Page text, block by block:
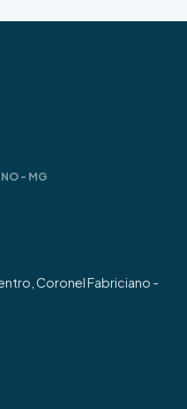
- MG
Coronel Fabriciano -